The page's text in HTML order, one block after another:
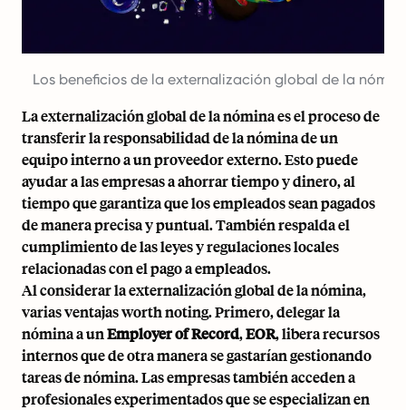
Los beneficios de la externalización global de la
La externalización global de la nómina es el proceso de
transferir la responsabilidad de la nómina de un
equipo interno a un proveedor externo. Esto puede
ayudar a las empresas a ahorrar tiempo y dinero, al
tiempo que garantiza que los empleados sean pagados
de manera precisa y puntual. También respalda el
cumplimiento de las leyes y regulaciones locales
relacionadas con el pago a empleados.
Al considerar la externalización global de la nómina,
varias ventajas worth noting. Primero, delegar la
nómina a unEmployer of Record,EOR, libera recursos
internos que de otra manera se gastarían gestionando
tareas de nómina. Las empresas también acceden a
profesionales experimentados que se especializan en